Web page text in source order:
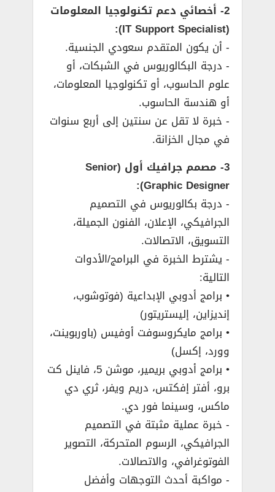
2- أخصائي دعم تكنولوجيا المعلومات
(IT Support Specialist):
­- أن يكون المتقدم سعودي الجنسية.
­- درجة البكالوريوس في الشبكات، أو
علوم الحاسوب، أو تكنولوجيا المعلومات،
أو هندسة الحاسوب.
­- خبرة لا تقل عن سنتين إلى أربع سنوات
في مجال الخزانة.
3- مصمم جرافيك أول (Senior
Graphic Designer):
­- درجة بكالوريوس في التصميم
الجرافيكي، الإعلان، الفنون الجميلة،
التسويق، الاتصالات.
­- يشترط الخبرة في البرامج/الأدوات
التالية:
• برامج أدوبي الإبداعية (فوتوشوب،
إنديزاين، إليستريتور)
• برامج مايكروسوفت أوفيس (باوربوينت،
وورد، إكسل)
• برامج أدوبي بريمير، موشن 5، فاينل كت
برو، أفتر إفكتس، دريم ويفر، ثري دي
ماكس، وسينما فور دي.
­- خبرة عملية مثبتة في التصميم
الجرافيكي، الرسوم المتحركة، التصوير
الفوتوغرافي، والاتصالات.
­- مواكبة أحدث التوجهات وأفضل